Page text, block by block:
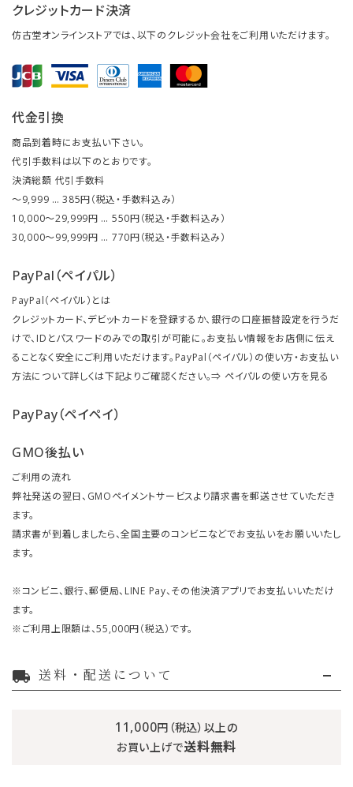
クレジットカード決済
仿古堂オンラインストアでは、以下のクレジット会社をご利用いただけます。
代金引換
商品到着時にお支払い下さい。
代引手数料は以下のとおりです。
決済総額 代引手数料
～9,999 … 385円（税込・手数料込み）
10,000～29,999円 … 550円（税込・手数料込み）
30,000～99,999円 … 770円（税込・手数料込み）
PayPal（ペイパル）
PayPal（ペイパル）とは
クレジットカード、デビットカードを登録するか、銀行の口座振替設定を行うだ
けで、IDとパスワードのみでの取引が可能に。お支払い情報をお店側に伝え
ることなく安全にご利用いただけます。PayPal（ペイパル）の使い方・お支払い
方法について詳しくは下記よりご確認ください。⇒ ペイパルの使い方を見る
PayPay（ペイペイ）
GMO後払い
ご利用の流れ
弊社発送の翌日、GMOペイメントサービスより請求書を郵送させていただき
ます。
請求書が到着しましたら、全国主要のコンビニなどでお支払いをお願いいたし
ます。
※コンビニ、銀行、郵便局、LINE Pay、その他決済アプリでお支払いいただけ
ます。
※ご利用上限額は、55,000円（税込）です。
local_shipping 送料・配送について
11,000円（税込）以上の
お買い上げで送料無料